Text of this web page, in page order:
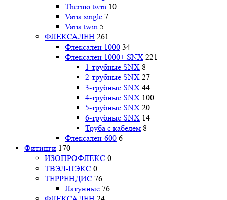
Thermo twin 10
Varia single 7
Varia twin 5
ФЛЕКСАЛЕН 261
Флексален 1000 34
Флексален 1000+ SNX 221
1-трубные SNX 8
2-трубные SNX 27
3-трубные SNX 44
4-трубные SNX 100
5-трубные SNX 20
6-трубные SNX 14
Труба с кабелем 8
Флексален-600 6
Фитинги 170
ИЗОПРОФЛЕКС 0
ТВЭЛ-ПЭКС 0
ТЕРРЕНДИС 76
Латунные 76